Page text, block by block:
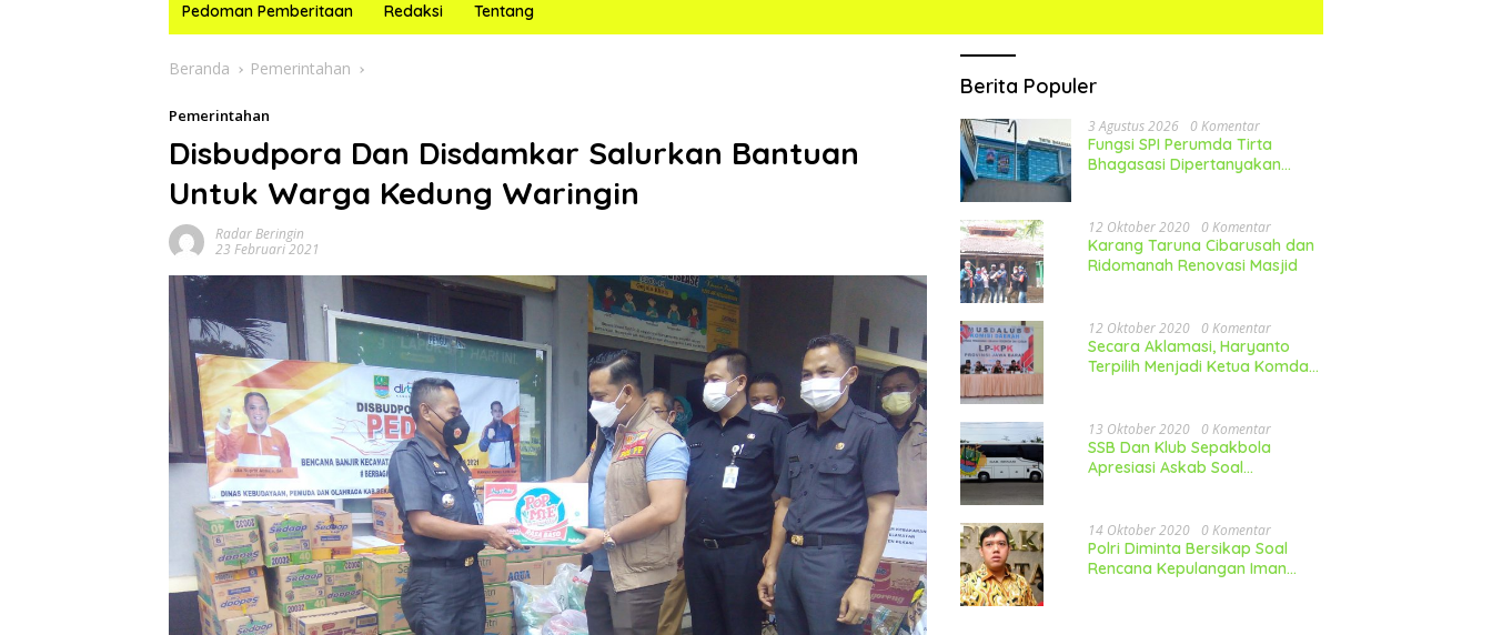
Pedoman Pemberitaan Redaksi Tentang
Beranda Pemerintahan
Pemerintahan
Disbudpora Dan Disdamkar Salurkan Bantuan
Untuk Warga Kedung Waringin
Radar Beringin
23 Februari 2021
Berita Populer
3 Agustus 2026 0 Komentar
Fungsi SPI Perumda Tirta
Bhagasasi Dipertanyakan
12 Oktober 2020 0 Komentar
Karang Taruna Cibarusah dan
Ridomanah Renovasi Masjid
12 Oktober 2020 0 Komentar
Secara Aklamasi, Haryanto
Terpilih Menjadi Ketua Komda
13 Oktober 2020 0 Komentar
SSB Dan Klub Sepakbola
Apresiasi Askab Soal
14 Oktober 2020 0 Komentar
Polri Diminta Bersikap Soal
Rencana Kepulangan Iman